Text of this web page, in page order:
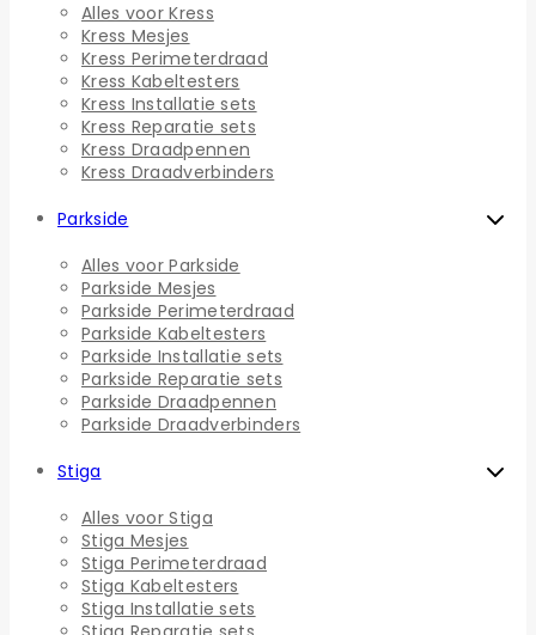
Alles voor Kress
Kress Mesjes
Kress Perimeterdraad
Kress Kabeltesters
Kress Installatie sets
Kress Reparatie sets
Kress Draadpennen
Kress Draadverbinders
Parkside
Alles voor Parkside
Parkside Mesjes
Parkside Perimeterdraad
Parkside Kabeltesters
Parkside Installatie sets
Parkside Reparatie sets
Parkside Draadpennen
Parkside Draadverbinders
Stiga
Alles voor Stiga
Stiga Mesjes
Stiga Perimeterdraad
Stiga Kabeltesters
Stiga Installatie sets